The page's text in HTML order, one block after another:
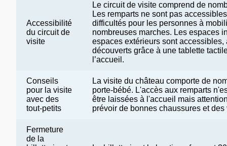
Accessibilité
du circuit de
visite
Le circuit de visite comprend de
Les remparts ne sont pas
difficultés pour les personnes à
nombreuses marches. Les espaces
espaces extérieurs sont accessibles,
découverts grâce à une tablette
l’accueil.
Conseils
pour la visite
avec des
tout-petits
La visite du château comporte de
porte-bébé. L'accès aux remparts
être laissées à l'accueil mais
prévoir de bonnes chaussures et
Fermeture
de la